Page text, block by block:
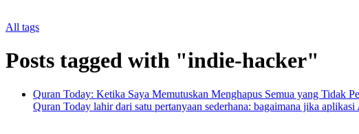
All tags
Posts tagged with "indie-hacker"
Quran Today: Ketika Saya Memutuskan Menghapus Semua yang Tidak
Quran Today lahir dari satu pertanyaan sederhana: bagaimana jika